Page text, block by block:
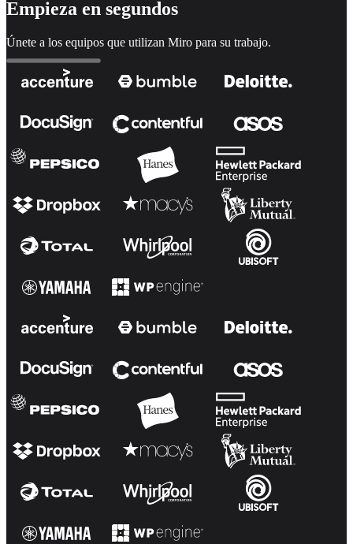
Empieza en segundos
Únete a los equipos que utilizan Miro para su trabajo.